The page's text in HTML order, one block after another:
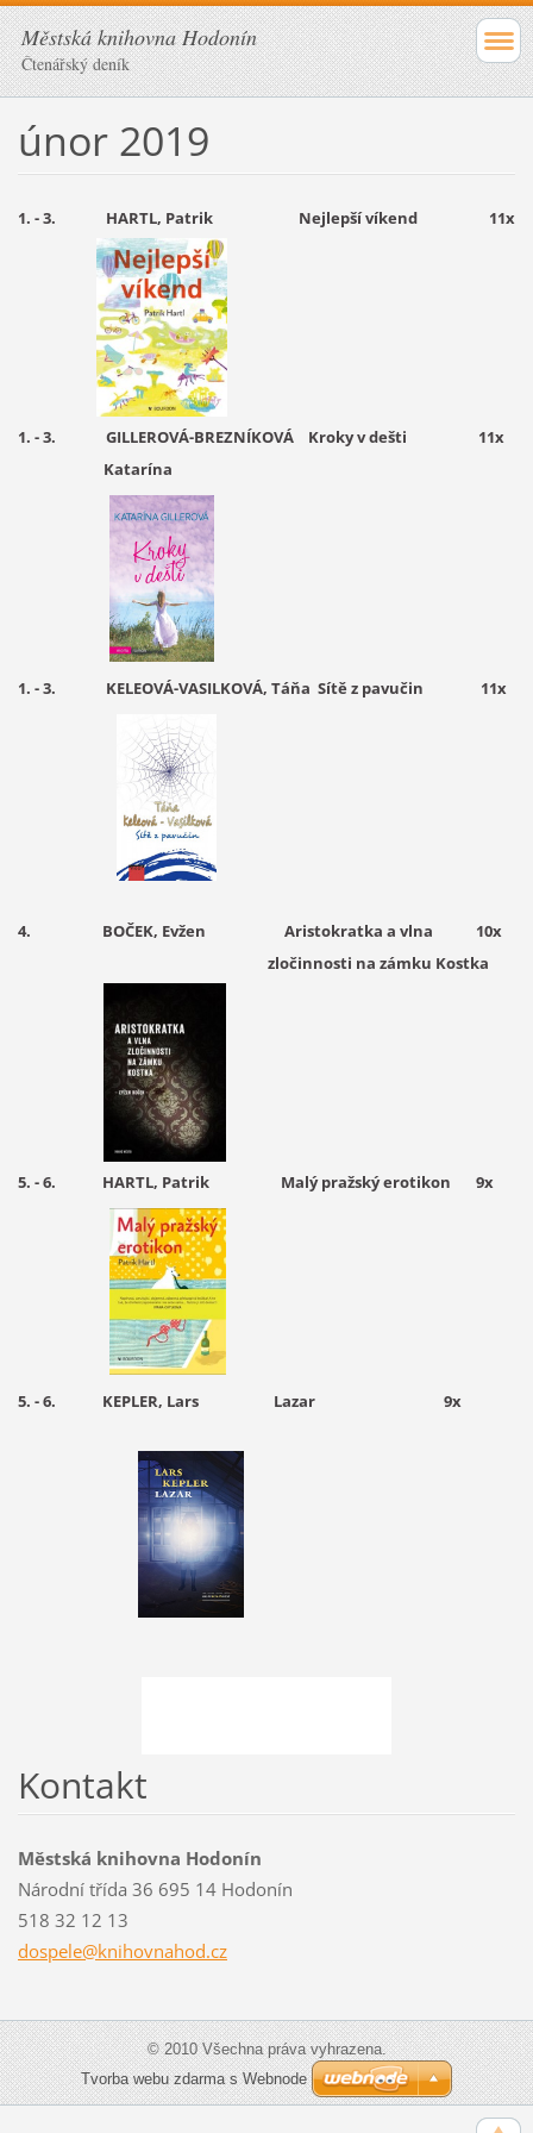
Městská knihovna Hodonín
Čtenářský deník
únor 2019
1. - 3. HARTL, Patrik Nejlepší víkend 11x
1. - 3. GILLEROVÁ-BREZNÍKOVÁ Kroky v dešti 11x
Katarína
1. - 3. KELEOVÁ-VASILKOVÁ, Táňa Sítě z pavučin 11x
4. BOČEK, Evžen Aristokratka a vlna 10x
zločinnosti na zámku Kostka
5. - 6. HARTL, Patrik Malý pražský erotikon 9x
5. - 6. KEPLER, Lars Lazar 9x
Kontakt
Městská knihovna Hodonín
Národní třída 36 695 14 Hodonín
518 32 12 13
dospele@knihovnahod.cz
© 2010 Všechna práva vyhrazena.
Tvorba webu zdarma s Webnode